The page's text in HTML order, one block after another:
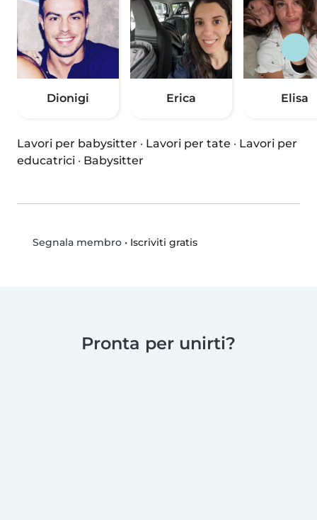
Dionigi Erica Elisa
Lavori per babysitter · Lavori per tate · Lavori per
educatrici · Babysitter
Segnala membro• Iscriviti gratis
Pronta per unirti?